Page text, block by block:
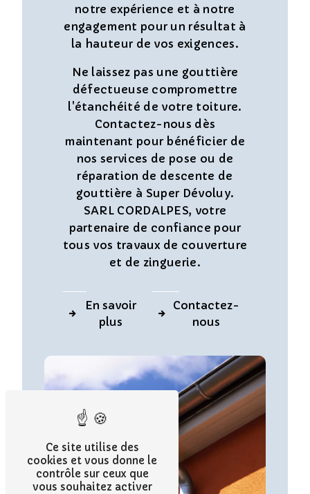
notre expérience et à notre
engagement pour un résultat à
la hauteur de vos exigences.
Ne laissez pas une gouttière
défectueuse compromettre
l'étanchéité de votre toiture.
Contactez-nous dès
maintenant pour bénéficier de
nos services de pose ou de
réparation de descente de
gouttière à Super Dévoluy.
SARL CORDALPES, votre
partenaire de confiance pour
tous vos travaux de couverture
et de zinguerie.
En savoir
plus
Contactez-
nous
Ce site utilise des
cookies et vous donne le
contrôle sur ceux que
vous souhaitez activer